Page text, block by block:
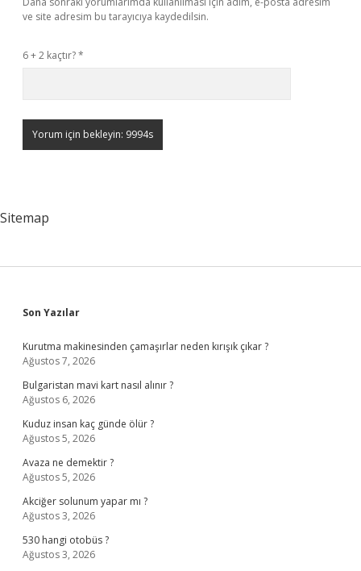
ve site adresim bu tarayıcıya kaydedilsin.
6 + 2 kaçtır?*
Sitemap
Sidebar
Son Yazılar
Kurutma makinesinden çamaşırlar neden kırışık çıkar ?
Ağustos 7, 2026
Bulgaristan mavi kart nasıl alınır ?
Ağustos 6, 2026
Kuduz insan kaç günde ölür ?
Ağustos 5, 2026
Avaza ne demektir ?
Ağustos 5, 2026
Akciğer solunum yapar mı ?
Ağustos 3, 2026
530 hangi otobüs ?
Ağustos 3, 2026